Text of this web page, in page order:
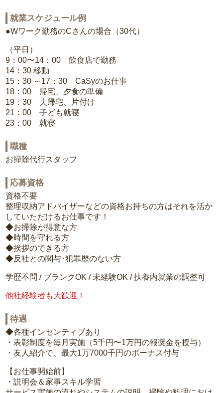
就業スケジュール例
●Wワーク勤務のCさんの場合（30代）
（平日）
9：00〜14：00 飲食店で勤務
14：30 移動
15：30 ～17：30 CaSyのお仕事
18：00 帰宅、夕食の準備
19：30 夫帰宅、片付け
21：00 子ども就寝
23：00 就寝
職種
お掃除代行スタッフ
応募資格
資格不要
整理収納アドバイザーなどの資格お持ちの方はそれを活か
していただけるお仕事です！
◆お掃除が得意な方
◆時間を守れる方
◆挨拶のできる方
◆反社との関与･犯罪歴のない方
学歴不問 / ブランクOK / 未経験OK / 扶養内就業の調整可
他社経験者も大歓迎！
待遇
◆各種インセンティブあり
・表彰制度を毎月実施（5千円〜1万円の報奨金を授与）
・友人紹介で、最大1万7000千円のボーナス付与
【お仕事開始前】
・説明会＆家事スキル学習